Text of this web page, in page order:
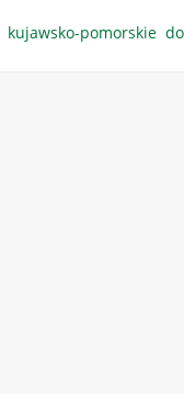
kujawsko-pomorskie